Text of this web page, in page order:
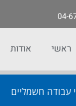
ראשי אודות
עבודה חשמליים